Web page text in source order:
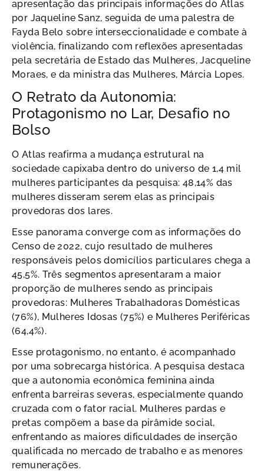
apresentação das principais informações do Atlas
por Jaqueline Sanz, seguida de uma palestra de
Fayda Belo sobre interseccionalidade e combate à
violência, finalizando com reflexões apresentadas
pela secretária de Estado das Mulheres, Jacqueline
Moraes, e da ministra das Mulheres, Márcia Lopes.
O Retrato da Autonomia:
Protagonismo no Lar, Desafio no
Bolso
O Atlas reafirma a mudança estrutural na
sociedade capixaba dentro do universo de 1,4 mil
mulheres participantes da pesquisa: 48,14% das
mulheres disseram serem elas as principais
provedoras dos lares.
Esse panorama converge com as informações do
Censo de 2022, cujo resultado de mulheres
responsáveis pelos domicílios particulares chega a
45,5%. Três segmentos apresentaram a maior
proporção de mulheres sendo as principais
provedoras: Mulheres Trabalhadoras Domésticas
(76%), Mulheres Idosas (75%) e Mulheres Periféricas
(64,4%).
Esse protagonismo, no entanto, é acompanhado
por uma sobrecarga histórica. A pesquisa destaca
que a autonomia econômica feminina ainda
enfrenta barreiras severas, especialmente quando
cruzada com o fator racial. Mulheres pardas e
pretas compõem a base da pirâmide social,
enfrentando as maiores dificuldades de inserção
qualificada no mercado de trabalho e as menores
remunerações.